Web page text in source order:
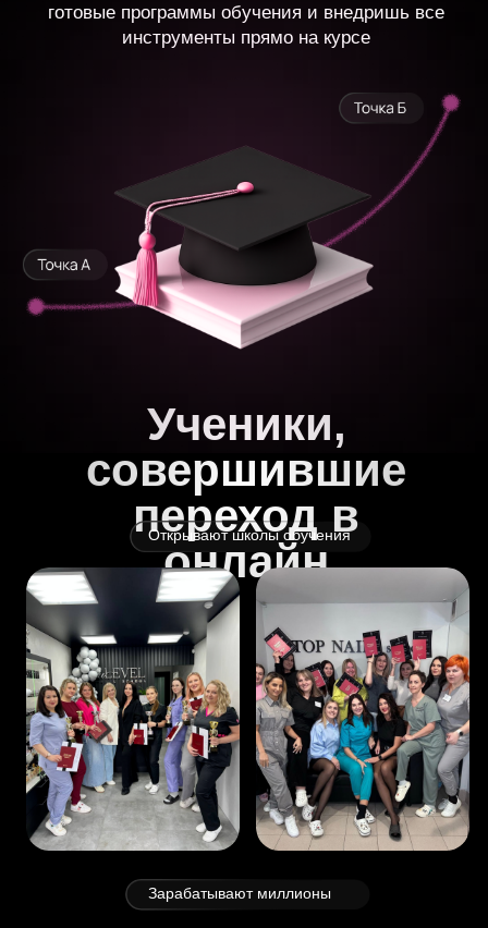
Пыталась набрать учеников, но нет
продаж – хочу понять,
очередь без постоянного контента.
Есть опыт и клиенты, но нет
уверенности – хочу
поверить в свою
экспертность и получать запросы.
Планирую переход в онлайн, но не
разбираюсь в технике –нужны
инструкции по запуску курса.
что ты
получишь